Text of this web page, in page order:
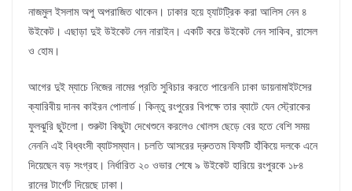
নাজমুল ইসলাম অপু অপরাজিত থাকেন। ঢাকার হয়ে হ্যাটট্রিক করা আলিস নেন ৪
উইকেট। এছাড়া দুই উইকেট নেন নারাইন। একটি করে উইকেট নেন সাকিব, রাসেল
ও হোম।
আগের দুই ম্যাচে নিজের নামের প্রতি সুবিচার করতে পারেননি ঢাকা ডায়নামাইটসের
ক্যারিবীয় দানব কাইরন পোলার্ড। কিন্তু রংপুরের বিপক্ষে তার ব্যাটে যেন স্ট্রোকের
ফুলঝুরি ছুটলো। শুরুটা কিছুটা দেখেশুনে করলেও খোলস ছেড়ে বের হতে বেশি সময়
নেননি এই বিধ্বংসী ব্যাটসম্যান। চলতি আসরের দ্রুততম ফিফটি হাঁকিয়ে দলকে এনে
দিয়েছেন বড় সংগ্রহ। নির্ধারিত ২০ ওভার শেষে ৯ উইকেট হারিয়ে রংপুরকে ১৮৪
রানের টার্গেট দিয়েছে ঢাকা।